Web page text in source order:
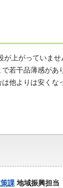
が上がっていま
で若干品薄感があ
他よりは安くな
課 地域振興担当